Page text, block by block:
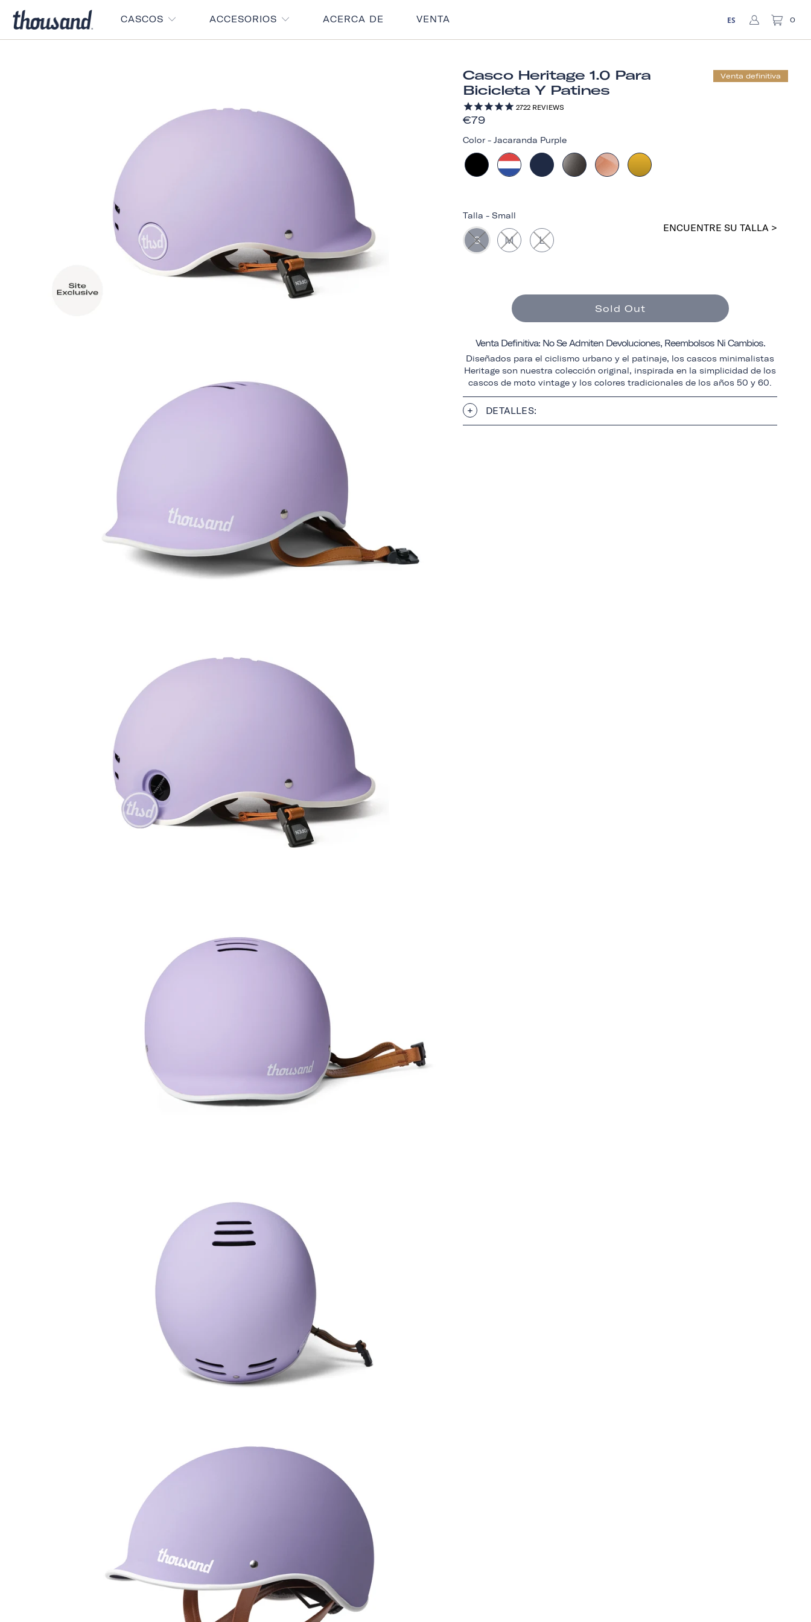
CASCOS ACCESORIOS ACERCA DE VENTA ES 0
Venta definitiva
Casco Heritage 1.0 Para
Bicicleta Y Patines
2722 REVIEWS
€79
Color - Jacaranda Purple
Talla - Small
S M L
ENCUENTRE SU TALLA >
Sold Out
Venta Definitiva: No Se Admiten Devoluciones, Reembolsos Ni Cambios.
Diseñados para el ciclismo urbano y el patinaje, los cascos minimalistas
Heritage son nuestra colección original, inspirada en la simplicidad de los
cascos de moto vintage y los colores tradicionales de los años 50 y 60.
DETALLES: